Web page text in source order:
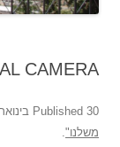
CAMERA
Published 30 בינואר 2011
משלנו"